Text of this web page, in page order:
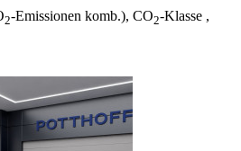
2-Emissionen komb.), CO2-Klasse ,